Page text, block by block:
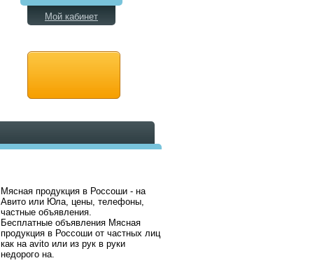
Мой кабинет
Мясная продукция в Россоши - на
Авито или Юла, цены, телефоны,
частные объявления.
Бесплатные объявления Мясная
продукция в Россоши от частных лиц
как на avito или из рук в руки
недорого на.